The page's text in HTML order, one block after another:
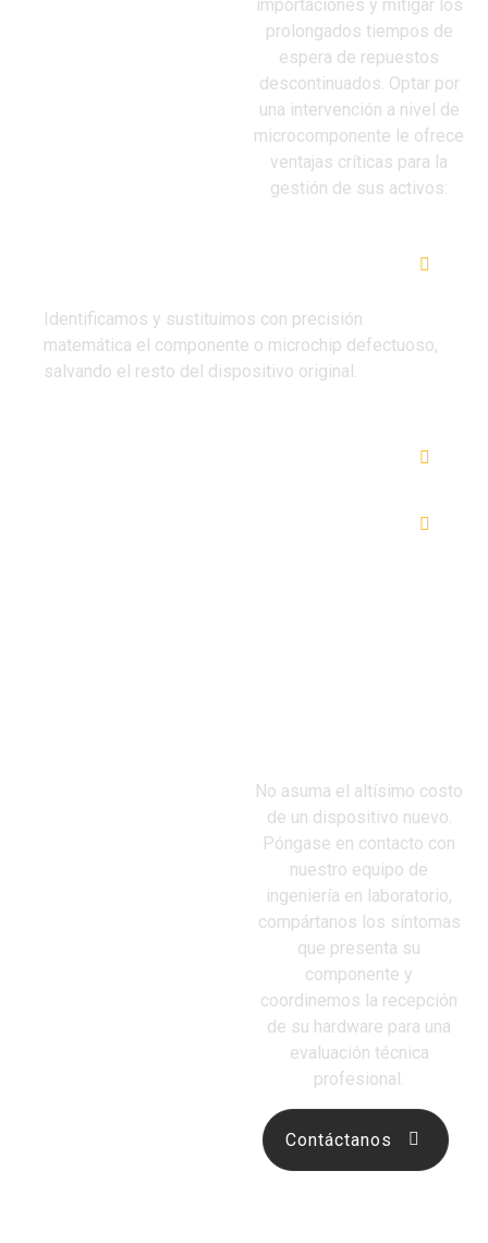
importaciones y mitigar los
prolongados tiempos de
espera de repuestos
descontinuados. Optar por
una intervención a nivel de
microcomponente le ofrece
ventajas críticas para la
gestión de sus activos:
Identificamos y sustituimos con precisión
matemática el componente o microchip defectuoso,
salvando el resto del dispositivo original
ELECTRÓNICA
No asuma el altísimo costo
de un dispositivo nuevo.
Póngase en contacto con
nuestro equipo de
ingeniería en laboratorio,
compártanos los síntomas
que presenta su
componente y
coordinemos la recepción
de su hardware para una
evaluación técnica
profesional.
Contáctanos